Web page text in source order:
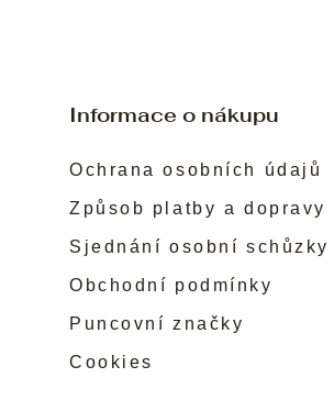
Informace o nákupu
Ochrana osobních údajů
Způsob platby a dopravy
Sjednání osobní schůzky
Obchodní podmínky
Puncovní značky
Cookies